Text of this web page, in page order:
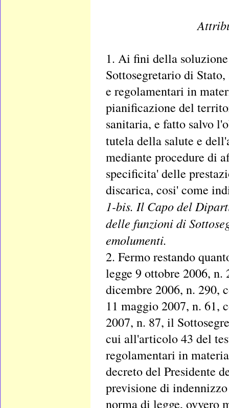
1. Ai fini della
Sottosegretario di
e regolamentari in
pianificazione del
sanitaria, e fatto salvo
tutela della salute e
mediante procedure di
specificita' delle
discarica, cosi' come
1-bis. Il Capo del
delle funzioni di
emolumenti.
2. Fermo restando
legge 9 ottobre 2006,
dicembre 2006, n. 290,
11 maggio 2007, n. 61,
2007, n. 87, il
cui all'articolo 43 del
regolamentari in
decreto del Presidente
previsione di
norma di legge, ovvero